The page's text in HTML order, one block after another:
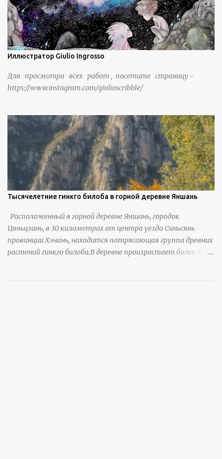
Иллюстратор Giulio Ingrosso
Для просмотра всех работ , посетите страницу -
https://www.instagram.com/giulioscribble/
Тысячелетние гинкго билоба в горной деревне Яншань
Расположенный в горной деревне Яншань, городок
Цяньцзинь, в 30 километрах от центра уезда Синьсянь
провинции Хэнань, находится потрясающая группа древних
растений гинкго билоба.В деревне произрастает более 6800